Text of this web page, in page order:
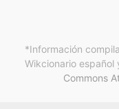
*Información
Wikcionario español
Commons